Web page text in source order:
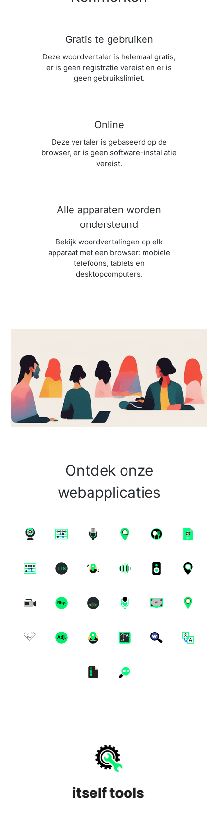
Gratis te gebruiken
Deze woordvertaler is helemaal gratis,
er is geen registratie vereist en er is
geen gebruikslimiet.
Online
Deze vertaler is gebaseerd op de
browser, er is geen software-installatie
vereist.
Alle apparaten worden
ondersteund
Bekijk woordvertalingen op elk
apparaat met een browser: mobiele
telefoons, tablets en
desktopcomputers.
Ontdek onze
webapplicaties